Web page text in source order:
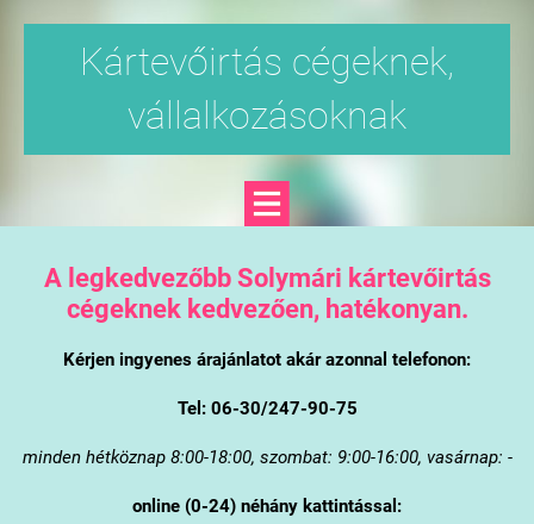
Kártevőirtás cégeknek,
vállalkozásoknak
A legkedvezőbb Solymári kártevőirtás
cégeknek kedvezően, hatékonyan.
Kérjen ingyenes árajánlatot akár azonnal telefonon:
Tel: 06-30/247-90-75
minden hétköznap 8:00-18:00, szombat: 9:00-16:00, vasárnap: -
online (0-24) néhány kattintással: